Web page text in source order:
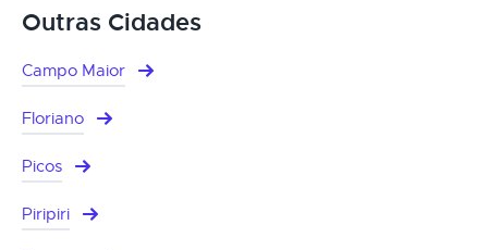
Outras Cidades
Campo Maior
Floriano
Picos
Piripiri